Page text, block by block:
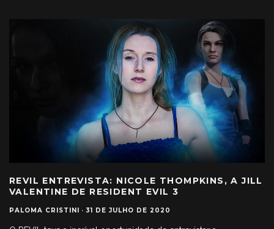
REVIL ENTREVISTA: NICOLE THOMPKINS, A JILL
VALENTINE DE RESIDENT EVIL 3
PALOMA CRISTINI · 31 DE JULHO DE 2020